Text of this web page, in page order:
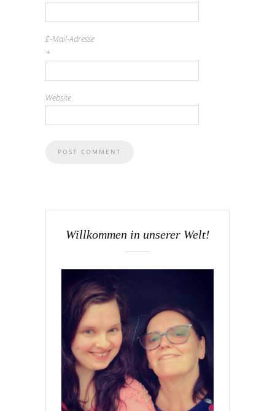
E-Mail-Adresse
*
Website
Willkommen in unserer Welt!